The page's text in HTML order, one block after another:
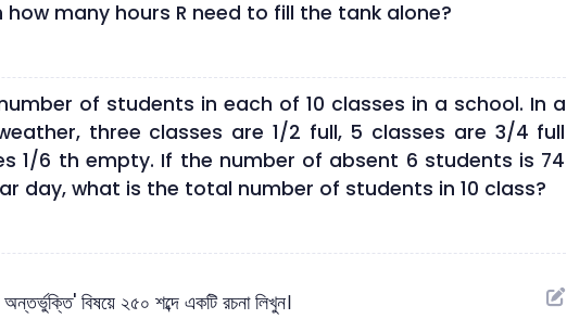
how many hours R need to fill the tank alone?
of students in each of 10 classes in a school. In a
three classes are 1/2 full, 5 classes are 3/4 full
1/6 th empty. If the number of absent 6 students is 74
day, what is the total number of students in 10 class?
বিষয়ে ২৫০ শব্দে একটি রচনা লিখুন।